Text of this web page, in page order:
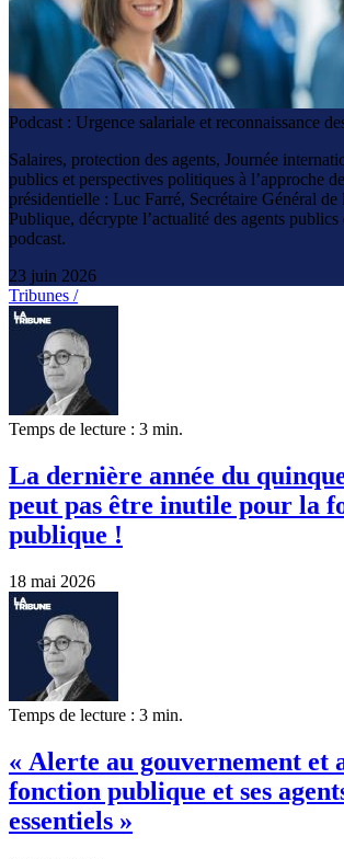
Podcast : Urgence salariale et reconnaissance
Salaires, protection des agents, Journée
publics et perspectives politiques à l’approche
présidentielle : Luc Farré, Secrétaire Général
Publique, décrypte l’actualité des agents publics
podcast.
23 juin 2026
Tribunes /
Temps de lecture : 3 min.
La dernière année du
peut pas être inutile pour la
publique !
18 mai 2026
Temps de lecture : 3 min.
« Alerte au gouvernement et
fonction publique et ses
essentiels »